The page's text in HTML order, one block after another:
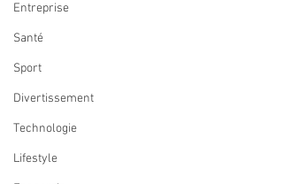
Entreprise
Santé
Sport
Divertissement
Technologie
Lifestyle